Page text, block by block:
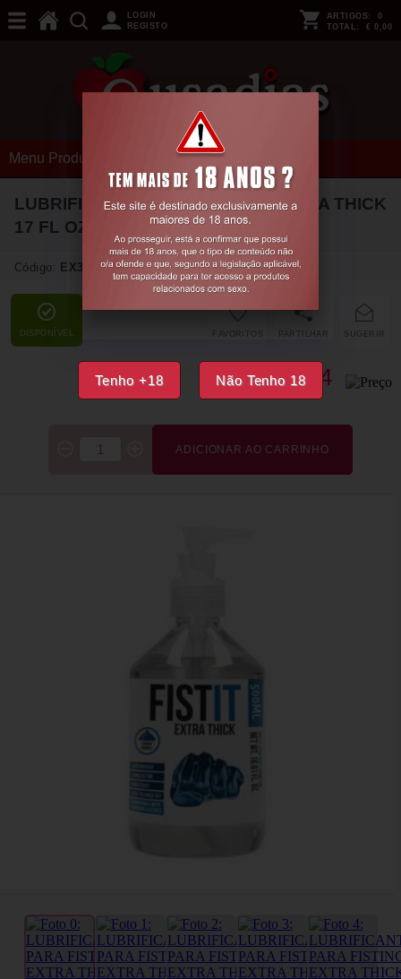
Tenho +18 Não Tenho 18
LOGIN
REGISTO
ARTIGOS: 0
TOTAL: € 0,00
Menu Produtos
LUBRIFICANTE PARA FISTING EXTRA THICK
17 FL OZ 500 ML FIST IT
Código: EX37529
DISPONÍVEL SUGERIR
PARTILHAR
FAVORITOS
€22, 44
ADICIONAR AO CARRINHO